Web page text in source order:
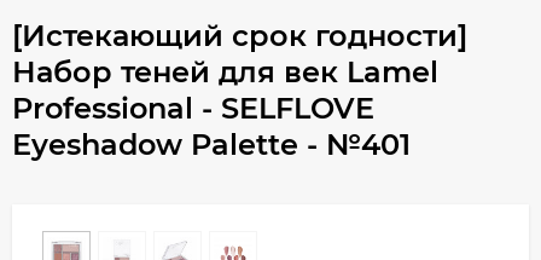
[Истекающий срок годности]
Набор теней для век Lamel
Professional - SELFLOVE
Eyeshadow Palette - №401